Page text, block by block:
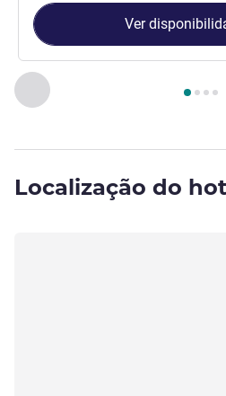
Anterior - Quarto
Página , Quarto 1 :
Ver
Localização do